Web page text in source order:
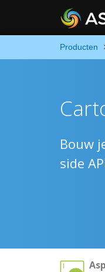
Producten
Bouw
side